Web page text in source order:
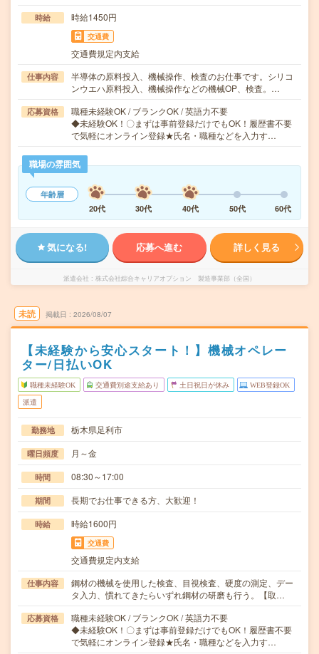
時給 時給1450円
交通費
交通費規定内支給
仕事内容
半導体の原料投入、機械操作、検査のお仕事です。シリコ
ンウエハ原料投入、機械操作などの機械OP、検査。…
応募資格
職種未経験OK / ブランクOK / 英語力不要
◆未経験OK！〇まずは事前登録だけでもOK！履歴書不要
で気軽にオンライン登録★氏名・職種などを入力す…
職場の雰囲気
年齢層
20代
30代 40代 50代 60代
気になる! 応募へ進む 詳しく見る
派遣会社 株式会社綜合キャリアオプション 製造事業部（全国）
未読 掲載日 2026/08/07
【未経験から安心スタート！】機械オペレー
ター/日払いOK
職種未経験OK 交通費別途支給あり 土日祝日が休み WEB登録OK
派遣
勤務地 栃木県足利市
曜日頻度 月～金
時間 08:30～17:00
期間 長期でお仕事できる方、大歓迎！
時給 時給1600円
交通費
交通費規定内支給
仕事内容
鋼材の機械を使用した検査、目視検査、硬度の測定、デー
タ入力、慣れてきたらいずれ鋼材の研磨も行う。【取…
応募資格
職種未経験OK / ブランクOK / 英語力不要
◆未経験OK！〇まずは事前登録だけでもOK！履歴書不要
で気軽にオンライン登録★氏名・職種などを入力す…